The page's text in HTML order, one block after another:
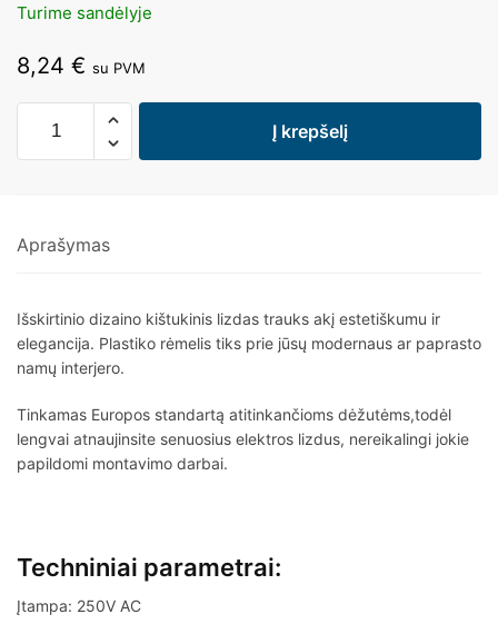
Turime sandėlyje
8,24 € su PVM
Į krepšelį
Aprašymas
Išskirtinio dizaino kištukinis lizdas trauks akį estetiškumu ir
elegancija. Plastiko rėmelis tiks prie jūsų modernaus ar paprasto
namų interjero.
Tinkamas Europos standartą atitinkančioms dėžutėms,todėl
lengvai atnaujinsite senuosius elektros lizdus, nereikalingi jokie
papildomi montavimo darbai.
Techniniai parametrai:
Įtampa: 250V AC